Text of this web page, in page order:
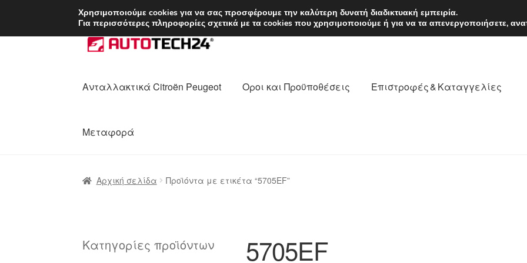
ΑΠΟΣΤΟΛΗ από 7 EUR Δευτέρα-Παρ.
Απευθείας
μετάβαση
πλοήγηση
Μετάβαση
σε
Ανταλλακτικά Citroën Peugeot Οροι και Προϋποθέσεις Επιστροφές & Καταγγελίες
Μεταφορά
Αρχική σελίδα Προϊόντα με ετικέτα “5705EF”
5705EF
Κατηγορίες προϊόντων
Χρησιμοποιούμε cookies για να σας προσφέρουμε την καλύτερη δυνατή διαδικτυακή εμπειρία.
Για περισσότερες πληροφορίες σχετικά με τα cookies που χρησιμοποιούμε ή για να τα απενεργοποιήσετε,